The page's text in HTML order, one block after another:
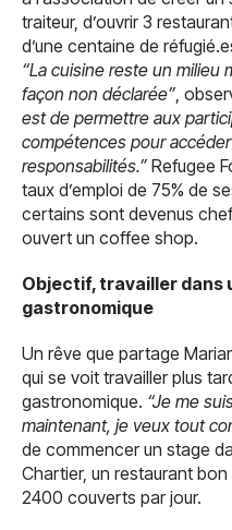
traiteur, d’ouvrir 3
d’une centaine de
“La cuisine reste un milieu
façon non déclarée” ,
est de permettre aux
compétences pour
responsabilités.” Refugee
taux d’emploi de 75% de
certains sont devenus
ouvert un coffee shop.
Objectif, travailler dans
gastronomique
Un rêve que partage
qui se voit travailler plus
gastronomique. “Je me
maintenant, je veux tout
de commencer un stage
Chartier, un restaurant bon
2400 couverts par jour.